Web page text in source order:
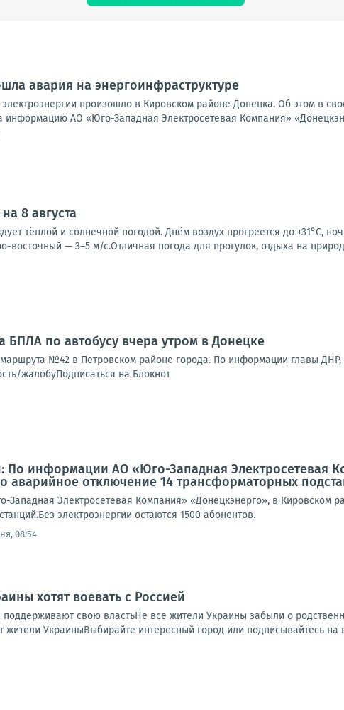
авария на энергоинфраструктуре
произошло в Кировском районе Донецка. Об этом в
информацию АО «Юго-Западная Электросетевая Компания»
8 августа
тёплой и солнечной погодой. Днём воздух прогреется до +31°C,
восточный — 3–5 м/с.Отличная погода для прогулок, отдыха на
БПЛА по автобусу вчера утром в Донецке
№42 в Петровском районе города. По информации главы ДНР,
жалобуПодписаться на Блокнот
По информации АО «Юго-Западная Электросетевая
аварийное отключение 14 трансформаторных
Электросетевая Компания» «Донецкэнерго», в Кировском
электроэнергии остаются 1500 абонентов.
08:54
хотят воевать с Россией
свою властьНе все жители Украины забыли о
УкраиныВыбирайте интересный город или подписывайтесь на